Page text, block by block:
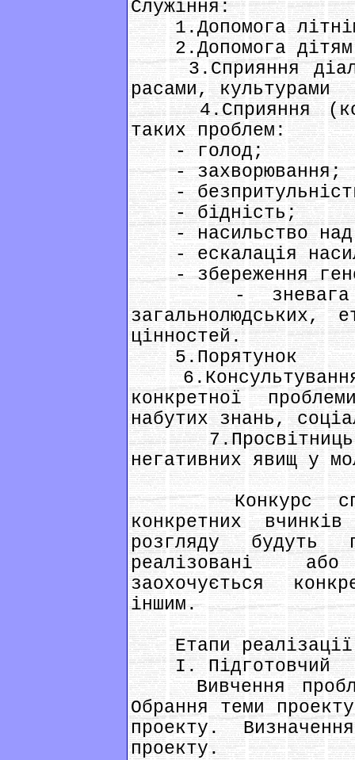
Служіння:
1.Допомога літнім
2.Допомога дітям з
3.Сприяння
расами, культурами
4.Сприяння
таких проблем:
- голод;
- захворювання;
-
- бідність;
- насильство над
- ескалація
- збереження
- зневага
загальнолюдських,
цінностей.
5.Порятунок
конкретної
набутих знань,
7.Просвітницька
негативних явищ у
Конкурс
конкретних
розгляду будуть
реалізовані
заохочується
іншим.
Етапи реалізації
I. Підготовчий
Вивчення
Обрання теми
проекту.
проекту.